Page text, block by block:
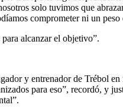
solo tuvimos que
comprometer ni un
alcanzar el objetivo”.
y entrenador de Trébol
para eso”, recordó, y